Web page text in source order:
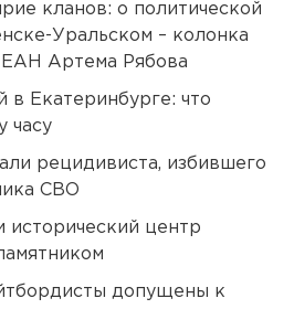
кланов: о политической
Уральском – колонка
Артема Рябова
в Екатеринбурге: что
часу
рецидивиста, избившего
СВО
исторический центр
допущены к